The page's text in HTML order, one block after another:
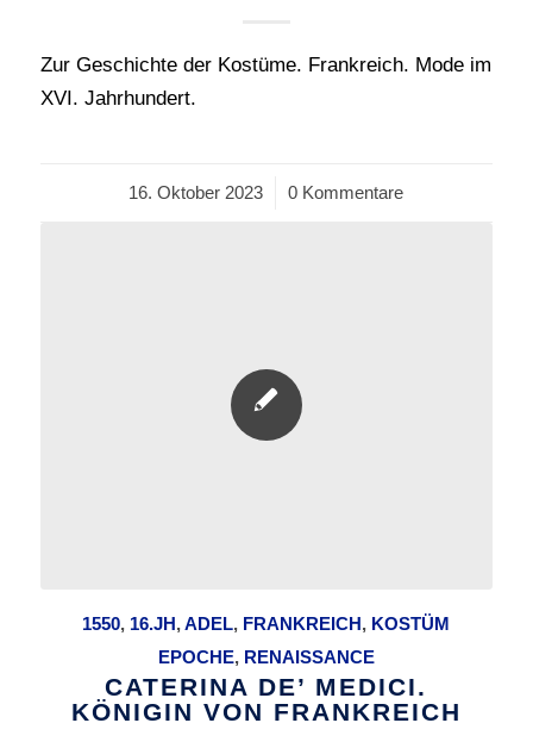
Zur Geschichte der Kostüme. Frankreich. Mode im
XVI. Jahrhundert.
16. Oktober 2023
/ 0 Kommentare
1550, 16.JH,ADEL, FRANKREICH, KOSTÜM
EPOCHE, RENAISSANCE
CATERINA DE’ MEDICI.
KÖNIGIN VON FRANKREICH